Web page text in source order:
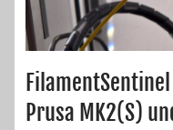
Prusa MK2(S)